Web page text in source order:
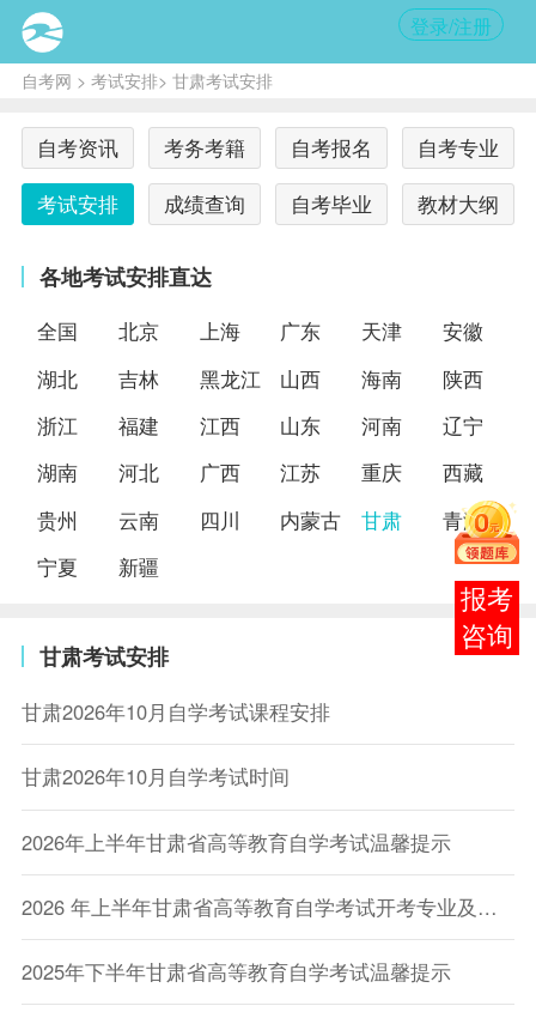
登录/注册
自考网 > 考试安排> 甘肃考试安排
自考资讯 考务考籍 自考报名
自考专业
考试安排
成绩查询 自考毕业 教材大纲
各地考试安排直达
全国 北京 上海 广东 天津
安徽
湖北
吉林 黑龙江 山西 海南
陕西
浙江
福建 江西 山东 河南
辽宁
湖南
河北 广西 江苏 重庆
西藏
贵州
云南 四川 内蒙古 甘肃
青海
宁夏
新疆
甘肃考试安排
甘肃2026年10月自学考试课程安排
甘肃2026年10月自学考试时间
2026年上半年甘肃省高等教育自学考试温馨提示
2026 年上半年甘肃省高等教育自学考试开考专业及课程考试时间安排
2025年下半年甘肃省高等教育自学考试温馨提示
在线
客服